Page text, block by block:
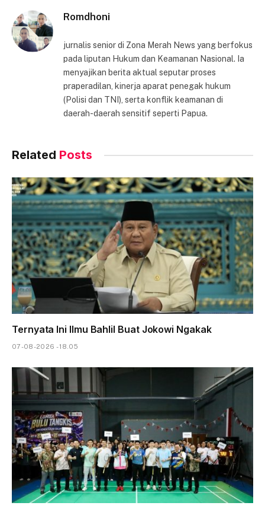
Romdhoni
jurnalis senior di Zona Merah News yang berfokus
pada liputan Hukum dan Keamanan Nasional. Ia
menyajikan berita aktual seputar proses
praperadilan, kinerja aparat penegak hukum
(Polisi dan TNI), serta konflik keamanan di
daerah-daerah sensitif seperti Papua.
Related Posts
Ternyata Ini Ilmu Bahlil Buat Jokowi Ngakak
07-08-2026 - 18.05